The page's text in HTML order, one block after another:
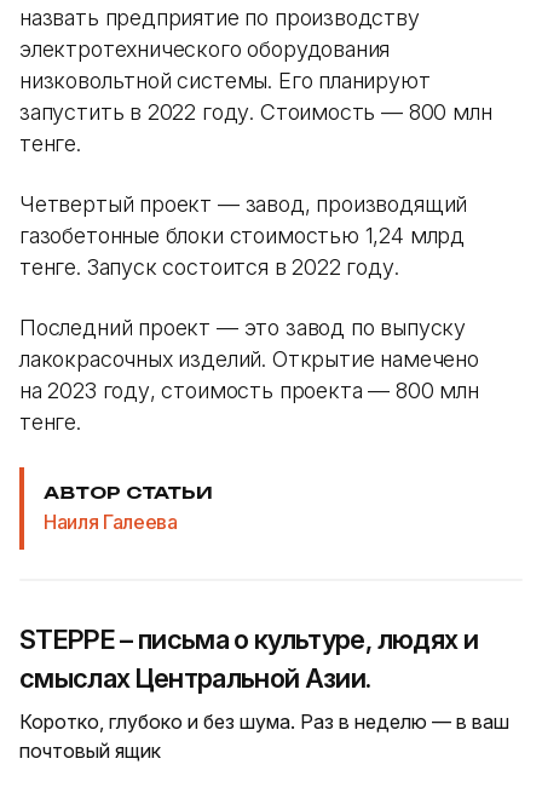
назвать предприятие по производству
электротехнического оборудования
низковольтной системы. Его планируют
запустить в 2022 году. Стоимость — 800 млн
тенге.
Четвертый проект — завод, производящий
газобетонные блоки стоимостью 1,24 млрд
тенге. Запуск состоится в 2022 году.
Последний проект — это завод по выпуску
лакокрасочных изделий. Открытие намечено
на 2023 году, стоимость проекта — 800 млн
тенге.
АВТОР СТАТЬИ
Наиля Галеева
STEPPE – письма о культуре, людях и
смыслах Центральной Азии.
Коротко, глубоко и без шума. Раз в неделю — в ваш
почтовый ящик